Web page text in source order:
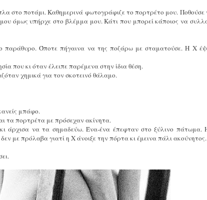
στο ποτάμι. Καθημερινά φωτογράφιζε το πορτρέτο μου.
όμως υπήρχε στο βλέμμα μου. Κάτι που μπορεί κάποιος να
παράθυρο. Όποτε πήγαινα να της ποζάρω με σταματούσε. Η Χ
που κι όταν έλειπε παρέμενα στην ίδια θέση.
χημικά για τον σκοτεινό θάλαμο.
μπάφο.
τα πορτρέτα με πρόσεχαν ακίνητα.
άρχισα να τα σημαδεύω. Ένα-ένα έπεφταν στο ξύλινο πάτωμα.
με πρόλαβα γιατί η Χ άνοιξε την πόρτα κι έμεινα πάλι ακούνητος.